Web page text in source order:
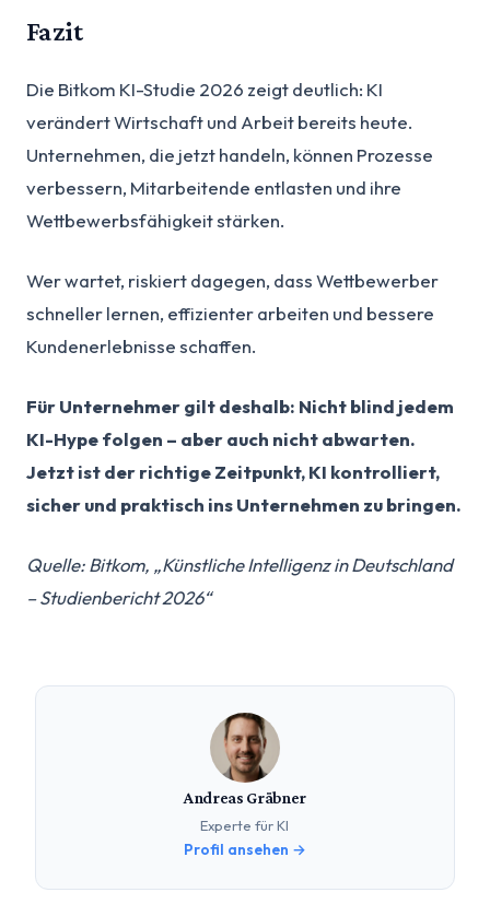
Fazit
Die Bitkom KI-Studie 2026 zeigt deutlich: KI
verändert Wirtschaft und Arbeit bereits heute.
Unternehmen, die jetzt handeln, können Prozesse
verbessern, Mitarbeitende entlasten und ihre
Wettbewerbsfähigkeit stärken.
Wer wartet, riskiert dagegen, dass Wettbewerber
schneller lernen, effizienter arbeiten und bessere
Kundenerlebnisse schaffen.
Für Unternehmer gilt deshalb: Nicht blind jedem
KI-Hype folgen – aber auch nicht abwarten.
Jetzt ist der richtige Zeitpunkt, KI kontrolliert,
sicher und praktisch ins Unternehmen zu bringen.
Quelle: Bitkom, „Künstliche Intelligenz in Deutschland
– Studienbericht 2026“
Andreas Gräbner
Experte für KI
Profil ansehen →